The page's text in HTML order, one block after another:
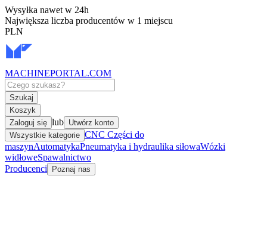
Wysyłka nawet w 24h
Największa liczba producentów w 1 miejscu
PLN
MACHINEPORTAL.COM
Szukaj
Koszyk
Zaloguj się lub Utwórz konto
Wszystkie kategorie CNC Części do
maszynAutomatykaPneumatyka i hydraulika siłowaWózki
widłoweSpawalnictwo
Producenci
Poznaj nas